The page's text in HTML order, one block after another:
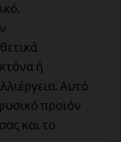
ή
Αυτό
προϊόν
και το